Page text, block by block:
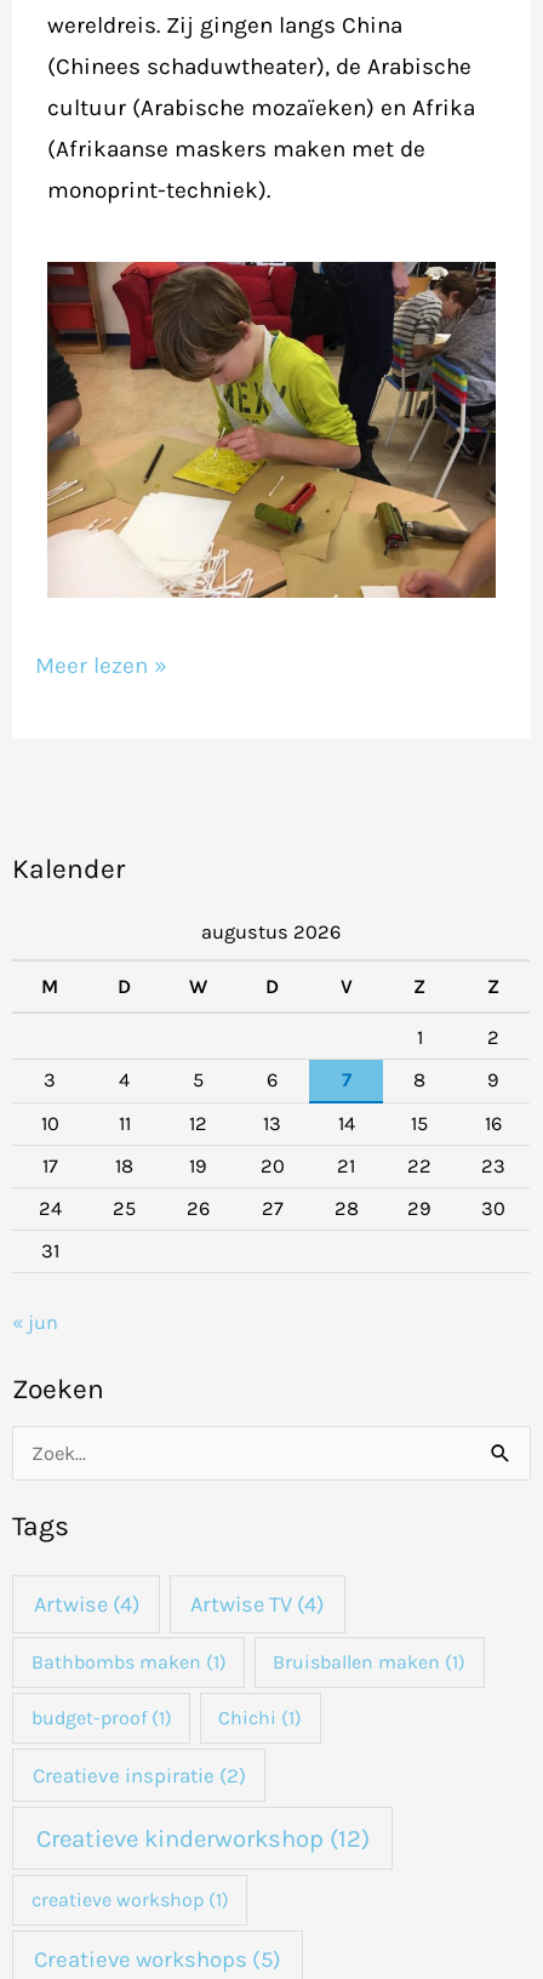
Kalender
augustus 2026
M D W D V Z Z
1
2
3
4 5 6 7 8
9
10
11 12 13 14 15
16
17
18 19 20 21 22
23
24
25 26 27 28 29
30
31
« jun
Zoeken
e
k
a
Tags
Artwise(4) Artwise TV (4)
Bathbombs maken (1) Bruisballen maken (1)
budget-proof(1) Chichi (1)
Creatieve inspiratie (2)
Creatieve kinderworkshop (12)
creatieve workshop(1)
Creatieve workshops (5)
wereldreis. Zij gingen langs China
(Chinees schaduwtheater), de Arabische
cultuur (Arabische mozaïeken) en Afrika
(Afrikaanse maskers maken met de
monoprint-techniek).
Meer lezen »